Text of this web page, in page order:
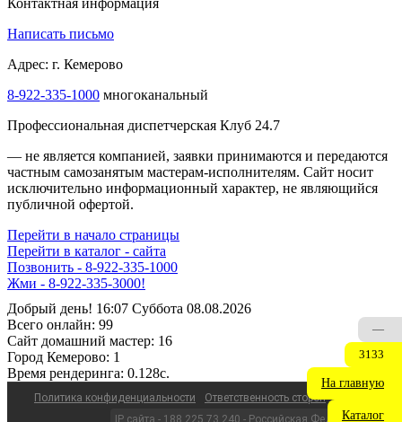
Контактная информация
Написать письмо
Адрес: г. Кемерово
8-922-335-1000 многоканальный
Профессиональная диспетчерская Клуб 24.7
— не является компанией, заявки принимаются и передаются
частным самозанятым мастерам‑исполнителям. Сайт носит
исключительно информационный характер, не являющийся
публичной офертой.
Перейти в начало страницы
Перейти в каталог - сайта
Позвонить - 8-922-335-1000
Жми - 8-922-335-3000!
Добрый день! 16:07 Суббота 08.08.2026
Всего онлайн: 99
Сайт домашний мастер: 16
Город Кемерово: 1
Время рендеринга: 0.128c.
Политика конфиденциальности
Ответственность сторон
—
3133
На главную
Каталог